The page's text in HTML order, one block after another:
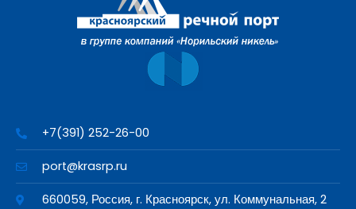
+7(391) 252-26-00
port@krasrp.ru
660059, Россия, г. Красноярск, ул. Коммунальная, 2